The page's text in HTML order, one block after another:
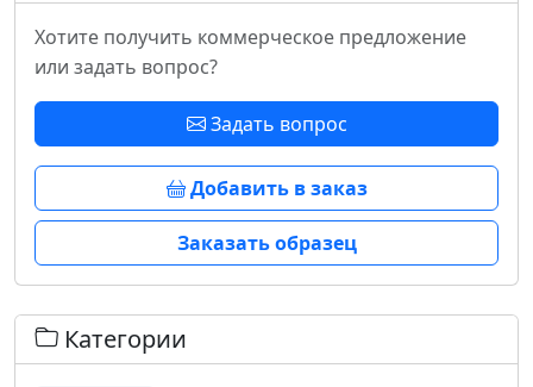
Хотите получить коммерческое предложение
или задать вопрос?
Задать вопрос
Добавить в заказ
Заказать образец
Категории